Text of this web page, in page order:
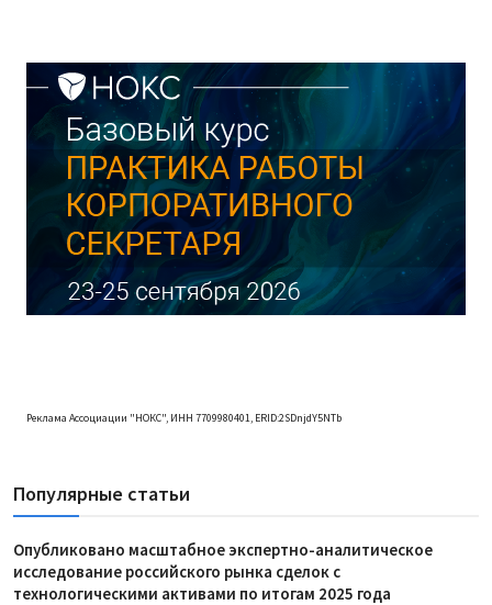
Реклама Ассоциации "НОКС", ИНН 7709980401, ERID:2SDnjdY5NTb
Популярные статьи
Опубликовано масштабное экспертно-аналитическое
исследование российского рынка сделок с
технологическими активами по итогам 2025 года